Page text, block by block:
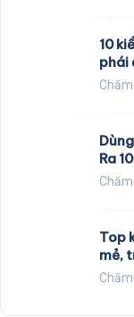
10
phái
Ra
khoa
Top
mẻ,